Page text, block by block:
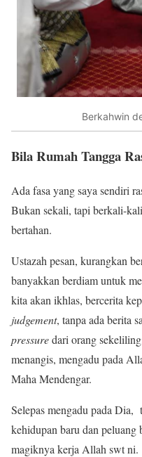
Berkahwin
Bila Rumah Tangga
Ada fasa yang saya sendiri
Bukan sekali, tapi berkali-
bertahan.
Ustazah pesan, kurangkan
banyakkan berdiam untuk
kita akan ikhlas, bercerita
judgement, tanpa ada berita
pressuredari orang
menangis, mengadu pada
Maha Mendengar.
Selepas mengadu pada Dia,
kehidupan baru dan
magiknya kerja Allah swt ni.